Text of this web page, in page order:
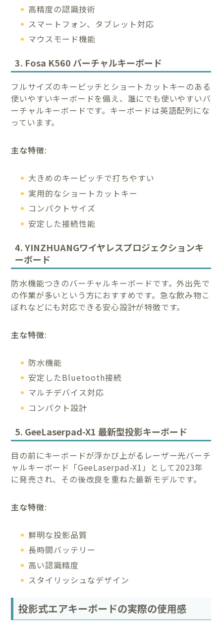
高精度の認識技術
スマートフォン、タブレット対応
マウスモード機能
3. Fosa K560 バーチャルキーボード
フルサイズのキーピッチとショートカットキーのある
使いやすいキーボードを備え、誰にでも使いやすいバ
ーチャルキーボードです。キーボードは英語配列にな
っています。
主な特徴:
大きめのキーピッチで打ちやすい
実用的なショートカットキー
コンパクトサイズ
安定した接続性能
4. YINZHUANGワイヤレスプロジェクションキ
ーボード
防水機能つきのバーチャルキーボードです。外出先で
の作業が多いという方におすすめです。急な飲み物こ
ぼれなどにも対応できる安心設計が特徴です。
主な特徴:
防水機能
安定したBluetooth接続
マルチデバイス対応
コンパクト設計
5. GeeLaserpad-X1 最新型投影キーボード
目の前にキーボードが浮かび上がるレーザー光バーチ
ャルキーボード「GeeLaserpad-X1」として2023年
に発売され、その後改良を重ねた最新モデルです。
主な特徴:
鮮明な投影品質
長時間バッテリー
高い認識精度
スタイリッシュなデザイン
投影式エアキーボードの実際の使用感